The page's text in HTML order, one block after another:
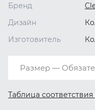
Бренд
Дизайн
Изготовитель
Размер —
Таблица